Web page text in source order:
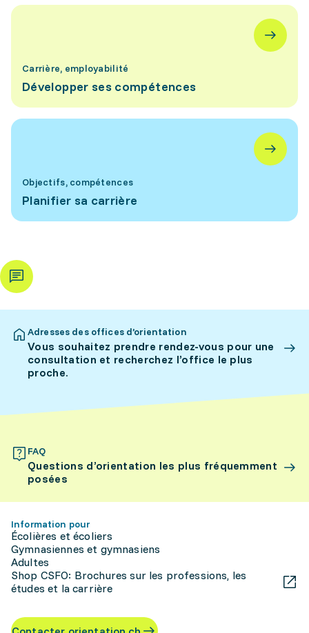
Carrière, employabilité
Développer ses compétences
Objectifs, compétences
Planifier sa carrière
Adresses des offices d’orientation
Vous souhaitez prendre rendez-vous pour une
consultation et recherchez l’office le plus
proche.
FAQ
Questions d’orientation les plus fréquemment
posées
Information pour
Écolières et écoliers
Gymnasiennes et gymnasiens
Adultes
Shop CSFO: Brochures sur les professions, les
études et la carrière